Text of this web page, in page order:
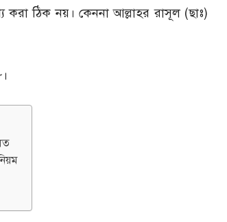
করা ঠিক নয়। কেননা আল্লাহর রাসূল (ছাঃ)